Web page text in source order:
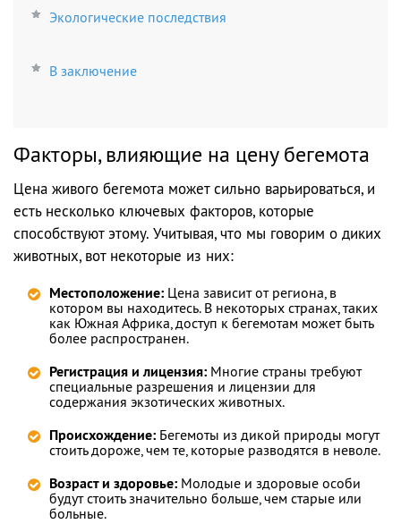
Экологические последствия
В заключение
Факторы, влияющие на цену бегемота
Цена живого бегемота может сильно варьироваться, и
есть несколько ключевых факторов, которые
способствуют этому. Учитывая, что мы говорим о диких
животных, вот некоторые из них:
Местоположение: Цена зависит от региона, в
котором вы находитесь. В некоторых странах, таких
как Южная Африка, доступ к бегемотам может быть
более распространен.
Регистрация и лицензия: Многие страны требуют
специальные разрешения и лицензии для
содержания экзотических животных.
Происхождение: Бегемоты из дикой природы могут
стоить дороже, чем те, которые разводятся в неволе.
Возраст и здоровье: Молодые и здоровые особи
будут стоить значительно больше, чем старые или
больные.